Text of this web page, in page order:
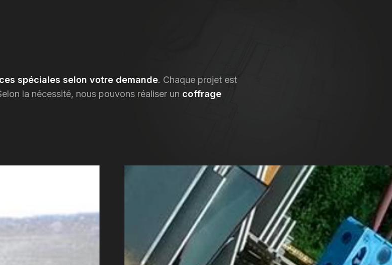
spéciales selon votre demande. Chaque projet est
la nécessité, nous pouvons réaliser un coffrage